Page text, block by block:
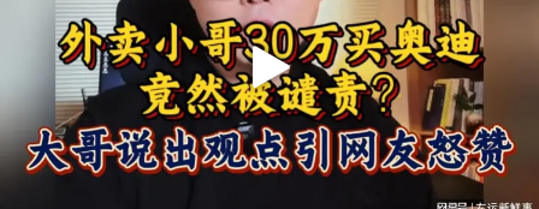
02:54
Play